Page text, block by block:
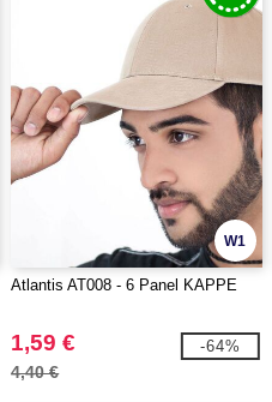
W1
Atlantis AT008 - 6 Panel KAPPE
1,59 €
4,40 €
-64%